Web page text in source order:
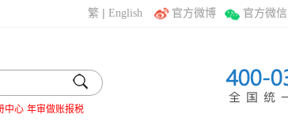
繁 |English 官方微博 官方微信
中心 年审做账报税